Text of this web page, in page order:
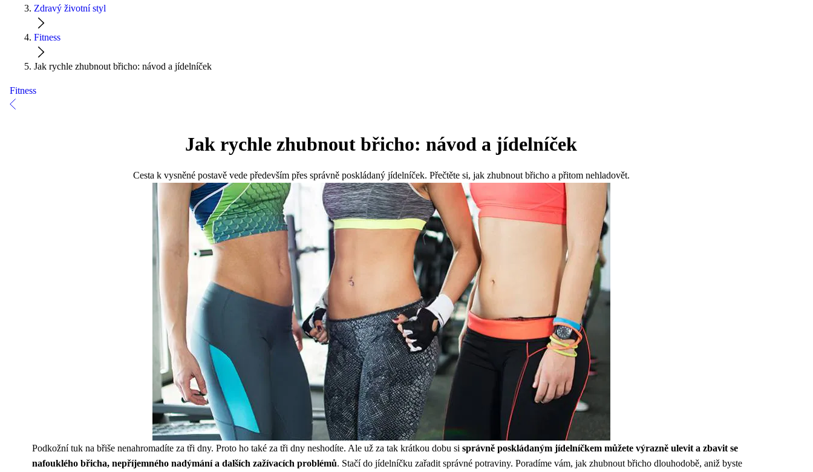
Zdravý životní styl
Fitness
Jak rychle zhubnout břicho: návod a jídelníček
Fitness
Jak rychle zhubnout břicho: návod a jídelníček
Cesta k vysněné postavě vede především přes správně poskládaný jídelníček. Přečtěte si, jak zhubnout břicho a přitom nehladovět.
Podkožní tuk na břiše nenahromadíte za tři dny. Proto ho také za tři dny neshodíte. Ale už za tak krátkou dobu si správně poskládaným jídelníčkem můžete výrazně ulevit a zbavit se
nafouklého břicha, nepříjemného nadýmání a dalších zažívacích problémů. Stačí do jídelníčku zařadit správné potraviny. Poradíme vám, jak zhubnout břicho dlouhodobě, aniž byste